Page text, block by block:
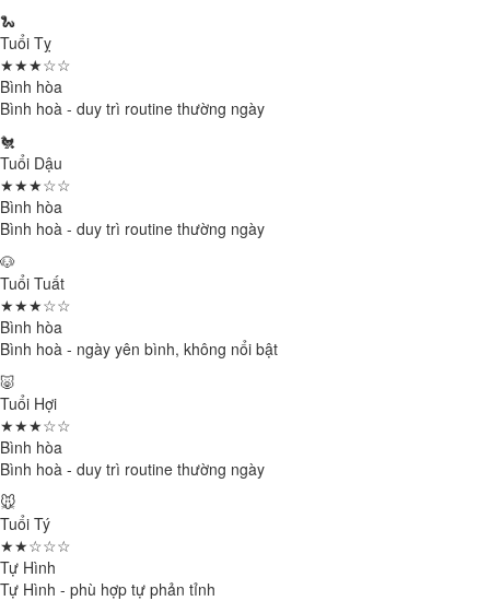
🐍
Tuổi Tỵ
★★★☆☆
Bình hòa
Bình hoà - duy trì routine thường ngày
🐔
Tuổi Dậu
★★★☆☆
Bình hòa
Bình hoà - duy trì routine thường ngày
🐶
Tuổi Tuất
★★★☆☆
Bình hòa
Bình hoà - ngày yên bình, không nổi bật
🐷
Tuổi Hợi
★★★☆☆
Bình hòa
Bình hoà - duy trì routine thường ngày
🐭
Tuổi Tý
★★☆☆☆
Tự Hình
Tự Hình - phù hợp tự phản tỉnh